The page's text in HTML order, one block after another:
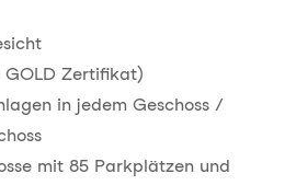
Zertifikat)
in jedem Geschoss /
mit 85 Parkplätzen und